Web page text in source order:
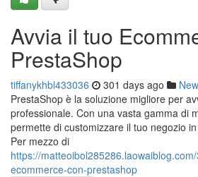
Avvia il tuo
PrestaShop
tiffanykhbl433036 301 days ago
PrestaShop è la soluzione migliore per
professionale. Con una vasta gamma di
permette di customizzare il tuo negozio
Per mezzo di
https://
ecommerce-con-prestashop